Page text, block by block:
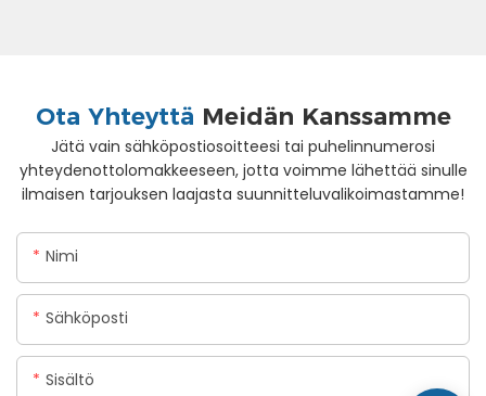
Ota Yhteyttä Meidän Kanssamme
Jätä vain sähköpostiosoitteesi tai puhelinnumerosi
yhteydenottolomakkeeseen, jotta voimme lähettää sinulle
ilmaisen tarjouksen laajasta suunnitteluvalikoimastamme!
Nimi
Sähköposti
Sisältö